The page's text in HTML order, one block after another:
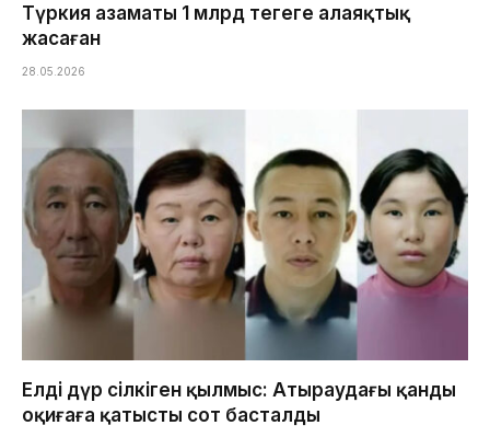
Түркия азаматы 1 млрд теңгеге алаяқтық
жасаған
28.05.2026
Елді дүр сілкіген қылмыс: Атыраудағы қанды
оқиғаға қатысты сот басталды